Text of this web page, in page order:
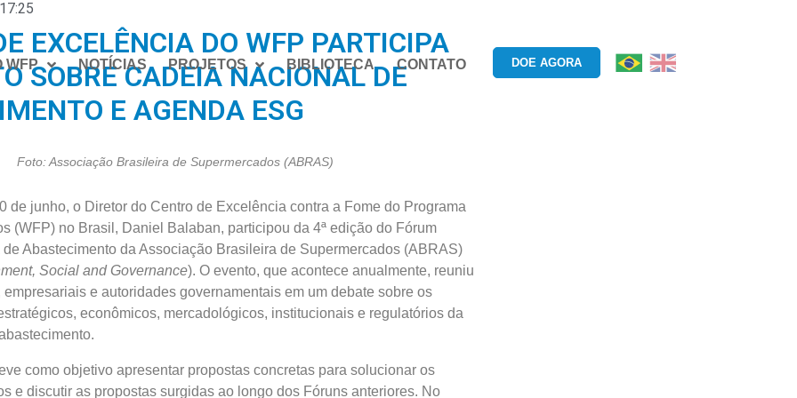
WFP NOTÍCIAS PROJETOS BIBLIOTECA CONTATO DOE AGORA
17:25
EXCELÊNCIA DO WFP PARTICIPA
SOBRE CADEIA NACIONAL DE
E AGENDA ESG
Foto: Associação Brasileira de Supermercados (ABRAS)
de junho, o Diretor do Centro de Excelência contra a Fome do Programa
(WFP) no Brasil, Daniel Balaban, participou da 4ª edição do Fórum
Abastecimento da Associação Brasileira de Supermercados (ABRAS)
Social and Governance). O evento, que acontece anualmente, reuniu
empresariais e autoridades governamentais em um debate sobre os
econômicos, mercadológicos, institucionais e regulatórios da
como objetivo apresentar propostas concretas para solucionar os
e discutir as propostas surgidas ao longo dos Fóruns anteriores. No